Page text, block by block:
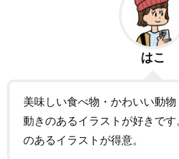
はこ
美味しい食べ物・かわいい動
動きのあるイラストが好きで
のあるイラストが得意。